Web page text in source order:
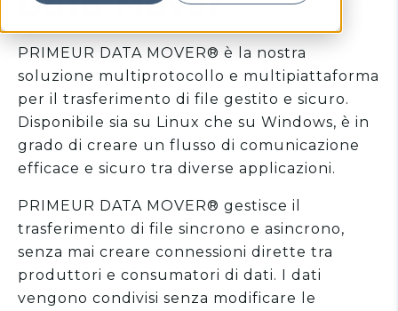
PRIMEUR DATA MOVER® è la nostra
soluzione multiprotocollo e multipiattaforma
per il trasferimento di file gestito e sicuro.
Disponibile sia su Linux che su Windows, è in
grado di creare un flusso di comunicazione
efficace e sicuro tra diverse applicazioni.
PRIMEUR DATA MOVER® gestisce il
trasferimento di file sincrono e asincrono,
senza mai creare connessioni dirette tra
produttori e consumatori di dati. I dati
vengono condivisi senza modificare le